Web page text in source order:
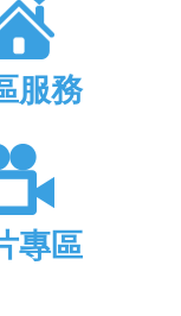
服務
專區